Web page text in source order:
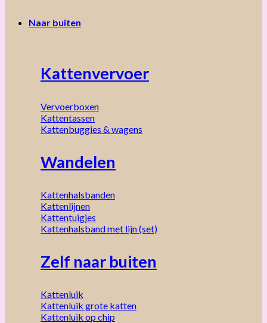
Naar buiten
Kattenvervoer
Vervoerboxen
Kattentassen
Kattenbuggies & wagens
Wandelen
Kattenhalsbanden
Kattenlijnen
Kattentuigjes
Kattenhalsband met lijn (set)
Zelf naar buiten
Kattenluik
Kattenluik grote katten
Kattenluik op chip